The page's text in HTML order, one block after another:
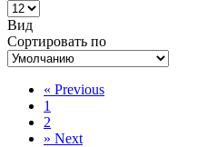
Вид
Сортировать по
« Previous
1
2
» Next